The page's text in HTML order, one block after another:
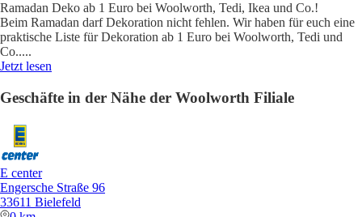
Ramadan Deko ab 1 Euro bei Woolworth, Tedi, Ikea und Co.!
Beim Ramadan darf Dekoration nicht fehlen. Wir haben für euch eine
praktische Liste für Dekoration ab 1 Euro bei Woolworth, Tedi und
Co.....
Jetzt lesen
Geschäfte in der Nähe der Woolworth Filiale
E center
Engersche Straße 96
33611 Bielefeld